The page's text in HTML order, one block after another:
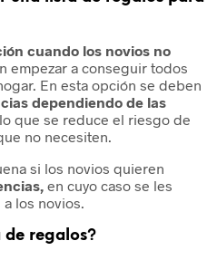
cuando los novios no
empezar a conseguir todos
En esta opción se deben
dependiendo de las
que se reduce el riesgo de
no necesiten.
si los novios quieren
en cuyo caso se les
los novios.
de regalos?